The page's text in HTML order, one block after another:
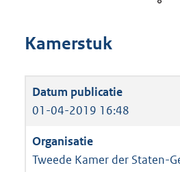
Kamerstuk
01-04-2019 16:48
Tweede Kamer der Staten-